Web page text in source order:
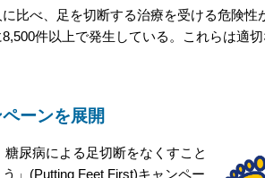
比べ、足を切断する治療を受ける危険性
件以上で発生している。これらは適
ーンを展開
尿病による足切断をなくすこと
」(Putting Feet First)キャンペー